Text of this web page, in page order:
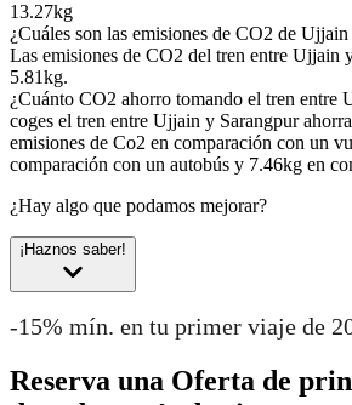
13.27kg
¿Cuáles son las emisiones de CO2 de
Las emisiones de CO2 del tren entre Ujjain
5.81kg.
¿Cuánto CO2 ahorro tomando el tren entre
coges el tren entre Ujjain y Sarangpur
emisiones de Co2 en comparación con un
comparación con un autobús y 7.46kg en
¿Hay algo que podamos mejorar?
¡Haznos saber!
-15% mín. en tu primer viaje de
Reserva una Oferta de